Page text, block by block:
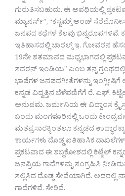
ಗುರುತಿಸಬಹುದು. ಈ ಅವಧಿಯಲ್ಲಿ
ಮ್ಯಾನರ್ಸ್‌”, “ಕಸ್ಟಮ್ಸ್‌ ಅಂಡ್
ಜನಪದ ಕಥೆಗಳ ಕೆಲವು ಭಿನ್ನರೂಪಗಳಿವೆ.
ಇತಿಹಾಸದಲ್ಲಿ ಚಾರಲ್ಸ್‌ ಇ. ಗೋವರನ
19ನೇ ಶತಮಾನದ ಮಧ್ಯಭಾಗದಲ್ಲಿ
ಸದರನ್ ಇಂಡಿಯ” ಎಂಬ ತನ್ನ
ಭಾಷೆಗಳ ಜನಪದಗೀತೆಗಳನ್ನು ಇಂಗ್ಲೀಷಿಗೆ
ಕನ್ನಡ ವಿದ್ವತ್ತಿನ ಬೆಳೆವಣಿಗೆಗೆ ರೆ. ಎಫ್.
ಅನುಪಮ. ಜರ್ಮನಿಯ ಈ ವಿದ್ವಾಂಸ
ಬಂದು ಮಂಗಳೂರಿನಲ್ಲಿ ಒಂದು
ಮತಪ್ರಸಾರಕ್ಕಿಂತಲೂ ಕನ್ನಡದ
ಕಾರ್ಯಗಳು ದೊಡ್ಡ ಐತಿಹಾಸಿಕ
ಪ್ರಕಟವಾದ ಈ ಶಬ್ದಕೋಶದಲ್ಲಿ ಕಿಟ್ಟೆಲ್
ಜನಪ್ರಿಯ ಗಾದೆಗಳನ್ನು ಸಂಗ್ರಹಿಸಿ
ಸಲ್ಲಿಸಿದ ದೊಡ್ಡ ಸೇವೆಯಾಗಿದೆ. ಅದರಲ್ಲಿ
ಗಾದೆಗಳಿವೆ. ಸೇರಿವೆ.